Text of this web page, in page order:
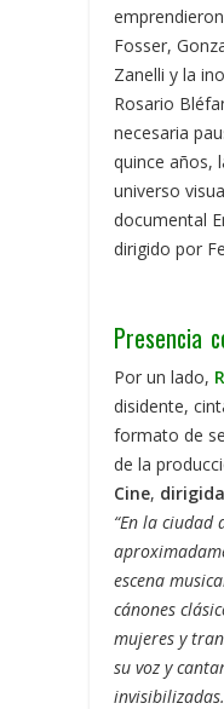
Fosser,
Zanelli y la
Rosario
necesaria
quince años,
universo
documental
dirigido por
Presencia
Por un lado,
disidente,
formato de
de la
Cine,
“En la ciudad
escena
cánones
mujeres y
su voz y